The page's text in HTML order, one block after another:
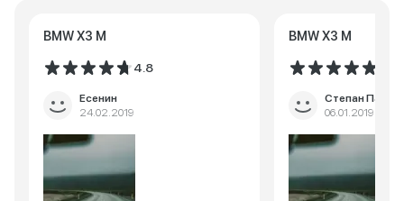
BMW X3 M
4.8
Есенин
24.02.2019
BMW X3 M
Степан Панин
06.01.2019